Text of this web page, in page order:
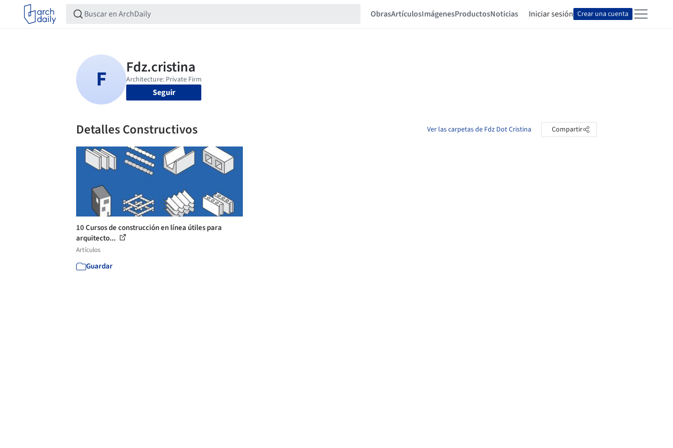
ObrasArtículosImágenesProductosNoticias Iniciar sesión Crear una cuenta
Seguir
Detalles Constructivos Ver las carpetas de Fdz Dot Cristina Compartir
10 Cursos de construcción en línea útiles para
arquitecto...
Artículos
Guardar